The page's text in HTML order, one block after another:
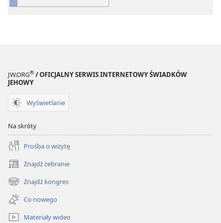
JW.ORG® / OFICJALNY SERWIS INTERNETOWY ŚWIADKÓW
JEHOWY
Wyświetlanie
Na skróty
Prośba o wizytę
Znajdź zebranie
(opens
new
window)
Znajdź kongres
(opens
new
window)
Co nowego
Materiały wideo